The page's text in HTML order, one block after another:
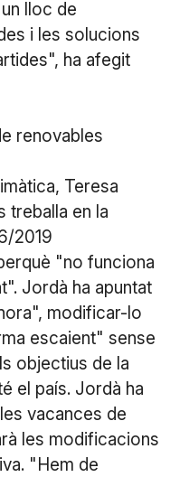
lloc de
i les solucions
ha afegit
renovables
Teresa
treballa en la
2019
"no funciona
Jordà ha apuntat
modificar-lo
escaient" sense
objectius de la
el país. Jordà ha
vacances de
les modificacions
"Hem de